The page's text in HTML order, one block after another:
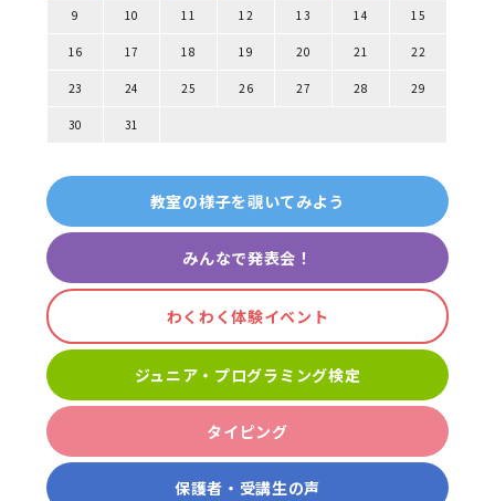
9 10 11 12 13 14 15
16 17 18 19 20 21 22
23 24 25 26 27 28 29
30 31
教室の様子を覗いてみよう
みんなで発表会！
わくわく体験イベント
ジュニア・プログラミング検定
タイピング
保護者・受講生の声